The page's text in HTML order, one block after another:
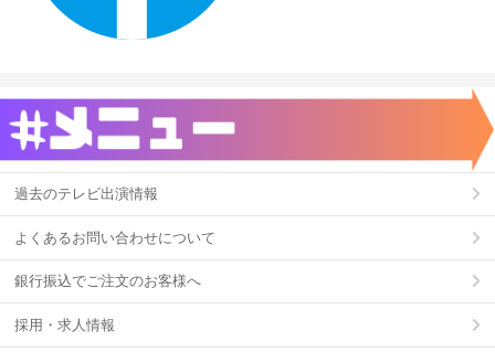
過去のテレビ出演情報
よくあるお問い合わせについて
銀行振込でご注文のお客様へ
採用・求人情報